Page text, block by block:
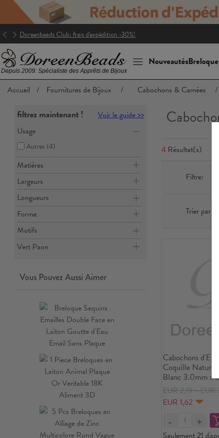
Doreenbeads Club: frais d'expédition -30%!
Depuis 2009: Spécialiste des Apprêts de Bijoux
Nouveautés
Accueil / Fournitures de Bijoux / Cabochons & Camées /
filtrez maintenant !
Voir le guide >>
Usage
Autres (4)
Matières
Largeurs
Longueurs
Forme
Motifs
Vert Paon
Vous Pouvez Aussi Aimer
4 Résultat(s)
Filtre:
Trier par:
Cabochons
Coquille
Blanc 3.0mm x
EUR 2,19～EUR
EUR 1,62
Seulement 21